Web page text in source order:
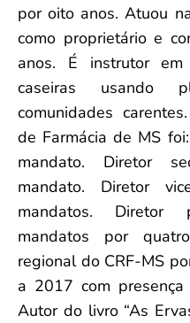
por oito anos. Atuou
como proprietário e
anos. É instrutor em
caseiras usando
comunidades
de Farmácia de MS
mandato. Diretor
mandato. Diretor
mandatos. Diretor
mandatos por
regional do CRF-MS
a 2017 com
Autor do livro “As